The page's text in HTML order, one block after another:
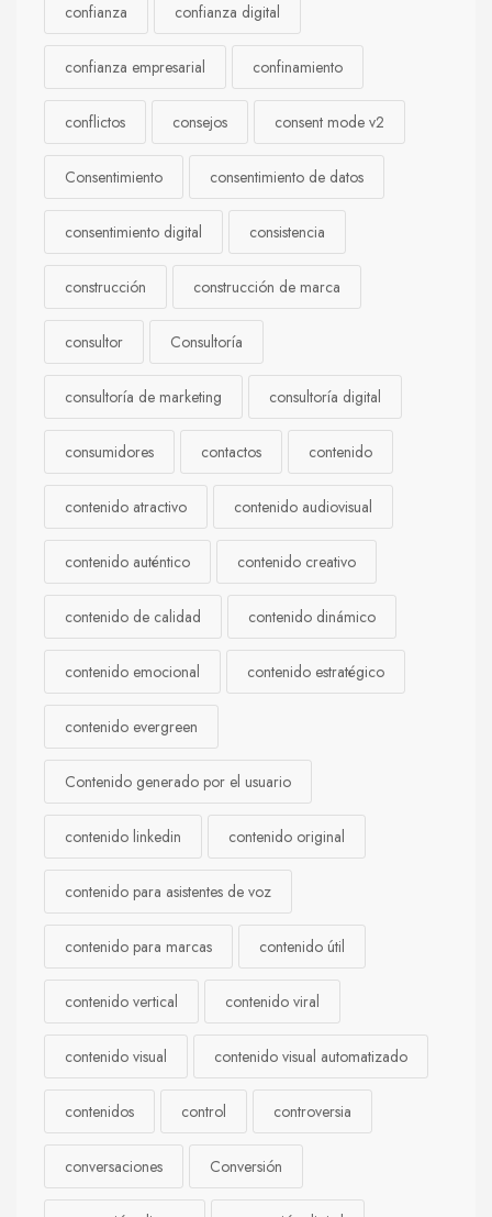
confianza confianza digital
confianza empresarial confinamiento
conflictos consejos consent mode v2
Consentimiento consentimiento de datos
consentimiento digital consistencia
construcción construcción de marca
consultor Consultoría
consultoría de marketing consultoría digital
consumidores contactos contenido
contenido atractivo contenido audiovisual
contenido auténtico contenido creativo
contenido de calidad contenido dinámico
contenido emocional contenido estratégico
contenido evergreen
Contenido generado por el usuario
contenido linkedin contenido original
contenido para asistentes de voz
contenido para marcas contenido útil
contenido vertical contenido viral
contenido visual contenido visual automatizado
contenidos control controversia
conversaciones Conversión